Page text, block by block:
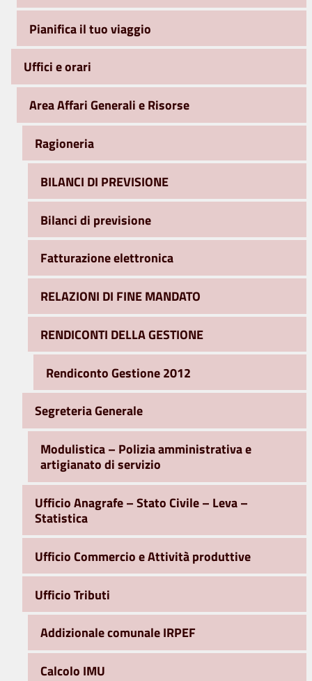
Pianifica il tuo viaggio
Uffici e orari
Area Affari Generali e Risorse
Ragioneria
BILANCI DI PREVISIONE
Bilanci di previsione
Fatturazione elettronica
RELAZIONI DI FINE MANDATO
RENDICONTI DELLA GESTIONE
Rendiconto Gestione 2012
Segreteria Generale
Modulistica – Polizia amministrativa e
artigianato di servizio
Ufficio Anagrafe – Stato Civile – Leva –
Statistica
Ufficio Commercio e Attività produttive
Ufficio Tributi
Addizionale comunale IRPEF
Calcolo IMU